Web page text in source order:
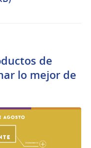
de
lo mejor de